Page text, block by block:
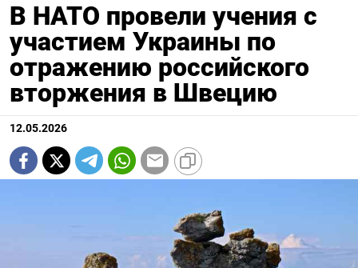
В НАТО провели учения с
участием Украины по
отражению российского
вторжения в Швецию
12.05.2026